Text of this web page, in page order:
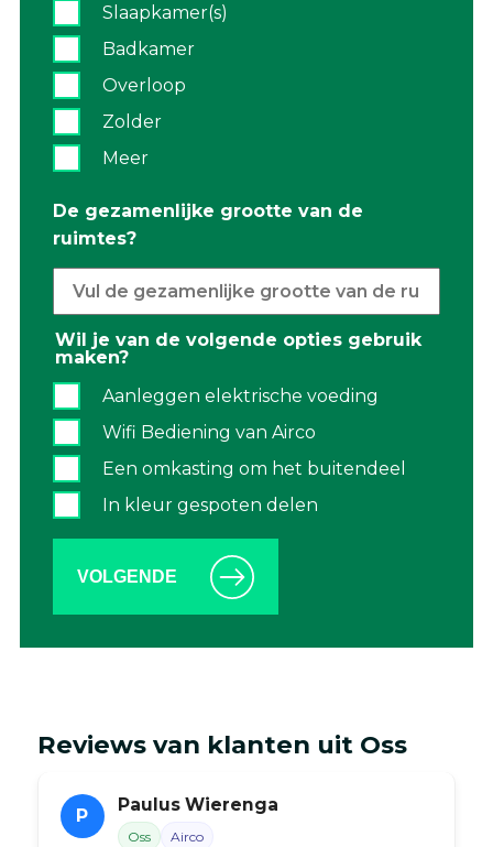
Slaapkamer(s)
Badkamer
Overloop
Zolder
Meer
De gezamenlijke grootte van de
ruimtes?
Wil je van de volgende opties gebruik
maken?
Aanleggen elektrische voeding
Wifi Bediening van Airco
Een omkasting om het buitendeel
In kleur gespoten delen
VOLGENDE
Reviews van klanten uit Oss
P
Paulus Wierenga
Oss Airco